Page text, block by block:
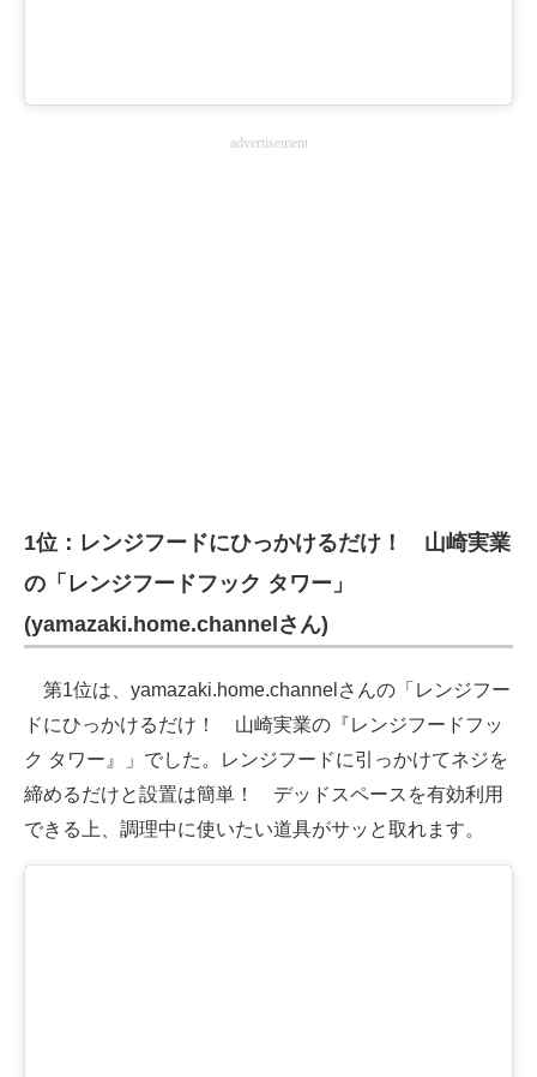
advertisement
1位：レンジフードにひっかけるだけ！ 山崎実業
の「レンジフードフック タワー」
(yamazaki.home.channelさん)
第1位は、yamazaki.home.channelさんの「レンジフー
ドにひっかけるだけ！ 山崎実業の『レンジフードフッ
ク タワー』」でした。レンジフードに引っかけてネジを
締めるだけと設置は簡単！ デッドスペースを有効利用
できる上、調理中に使いたい道具がサッと取れます。